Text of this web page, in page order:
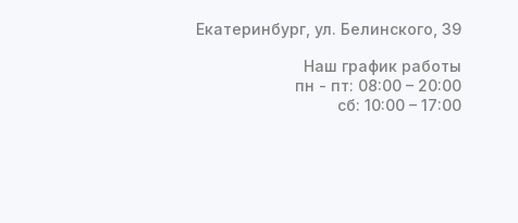
Екатеринбург, ул. Белинского, 39
Наш график работы
пн - пт: 08:00 – 20:00
сб: 10:00 – 17:00